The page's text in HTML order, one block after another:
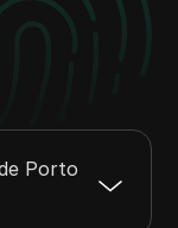
16384
Porto